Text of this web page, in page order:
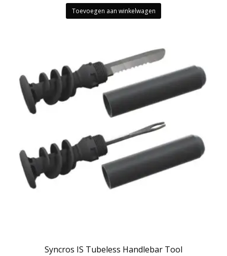
Toevoegen aan winkelwagen
Syncros IS Tubeless Handlebar Tool